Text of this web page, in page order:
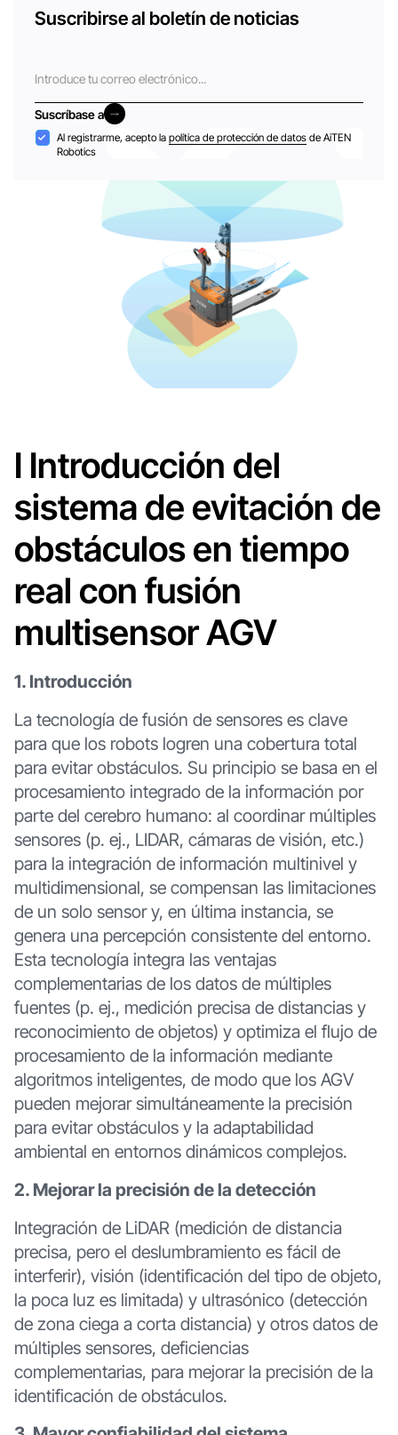
Suscribirse al boletín de noticias
electrónico
Suscríbase a
Suscríbase a
Aceptación
Al registrarme, acepto lapolítica de protección de datos de AiTEN
Robotics
I Introducción del
sistema de evitación de
obstáculos en tiempo
real con fusión
multisensor AGV
1. Introducción
La tecnología de fusión de sensores es clave
para que los robots logren una cobertura total
para evitar obstáculos. Su principio se basa en el
procesamiento integrado de la información por
parte del cerebro humano: al coordinar múltiples
sensores (p. ej., LIDAR, cámaras de visión, etc.)
para la integración de información multinivel y
multidimensional, se compensan las limitaciones
de un solo sensor y, en última instancia, se
genera una percepción consistente del entorno.
Esta tecnología integra las ventajas
complementarias de los datos de múltiples
fuentes (p. ej., medición precisa de distancias y
reconocimiento de objetos) y optimiza el flujo de
procesamiento de la información mediante
algoritmos inteligentes, de modo que los AGV
pueden mejorar simultáneamente la precisión
para evitar obstáculos y la adaptabilidad
ambiental en entornos dinámicos complejos.
2. Mejorar la precisión de la detección
Integración de LiDAR (medición de distancia
precisa, pero el deslumbramiento es fácil de
interferir), visión (identificación del tipo de objeto,
la poca luz es limitada) y ultrasónico (detección
de zona ciega a corta distancia) y otros datos de
múltiples sensores, deficiencias
complementarias, para mejorar la precisión de la
identificación de obstáculos.